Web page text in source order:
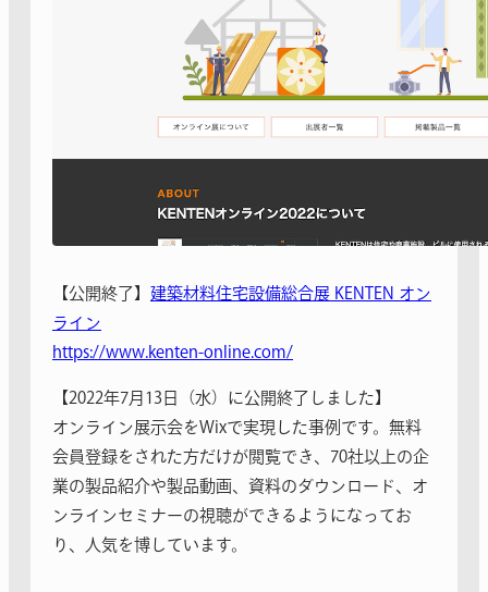
【公開終了】 建築材料住宅設備総合展 KENTEN オン
ライン
https://www.kenten-online.com/
【 2022年7月13日（水）に公開終了しました 】
オンライン展示会をWixで実現した事例です。無料
会員登録をされた方だけが閲覧でき、 70社以上の企
業の製品紹介や製品動画、資料のダウンロード、 オ
ンラインセミナーの視聴ができるようになってお
り、人気を博しています。